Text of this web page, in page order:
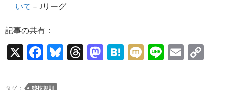
いて – Jリーグ
記事の共有：
X
F
e
Bl T
M H
M Li
E
タグ： 競技規則